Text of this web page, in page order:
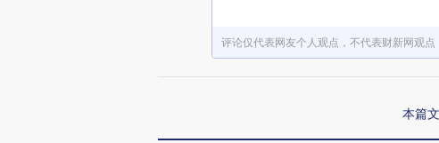
评论仅代表网友个人观点，不代表财新网观点
本篇